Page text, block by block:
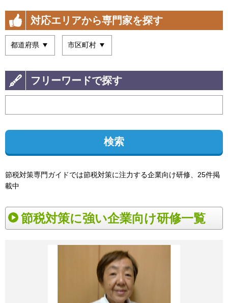
対応エリアから専門家を探す
フリーワードで探す
検索
節税対策専門ガイドでは節税対策に注力する企業向け研修、25件掲
載中
節税対策に強い企業向け研修一覧